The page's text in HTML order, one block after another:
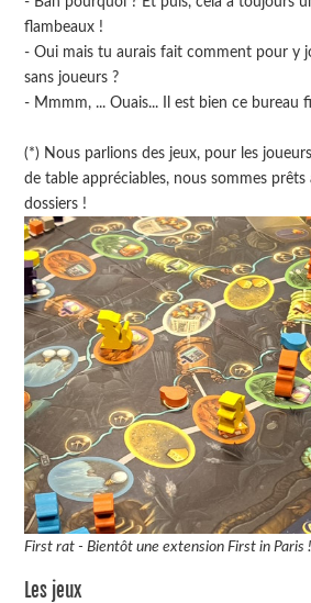
flambeaux !
- Oui mais tu aurais fait comment pour y
sans joueurs ?
- Mmmm, ... Ouais... Il est bien ce bureau
(*) Nous parlions des jeux, pour les
de table appréciables, nous sommes prêts
dossiers !
First rat - Bientôt une extension First in Paris !
Les jeux